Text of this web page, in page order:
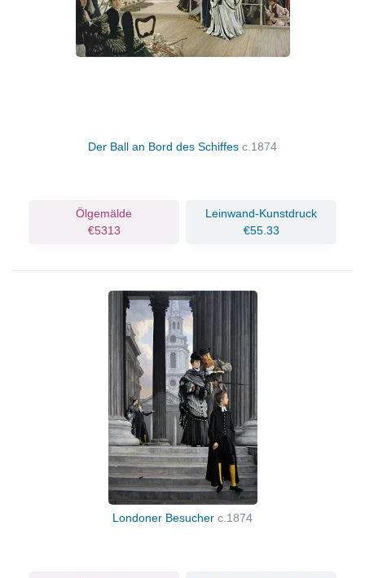
Der Ball an Bord des Schiffes c.1874
Ölgemälde
€5313
Leinwand-Kunstdruck
€55.33
Londoner Besucher c.1874